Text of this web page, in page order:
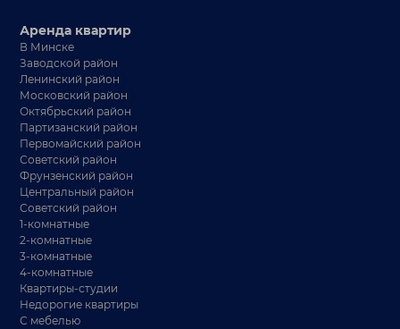
Аренда квартир
В Минске
Заводской район
Ленинский район
Московский район
Октябрьский район
Партизанский район
Первомайский район
Советский район
Фрунзенский район
Центральный район
Советский район
1-комнатные
2-комнатные
3-комнатные
4-комнатные
Квартиры-студии
Недорогие квартиры
С мебелью